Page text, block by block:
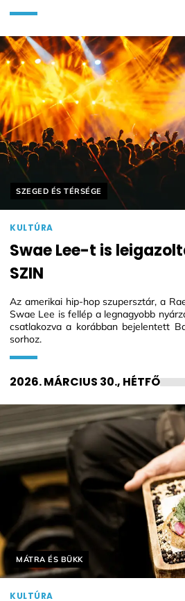
Helyszín címkék:
SZEGED ÉS TÉRSÉGE
KULTÚRA
Swae Lee-t is
SZIN
Az amerikai hip-hop szupersztár, a
Swae Lee is fellép a legnagyobb
csatlakozva a korábban bejelentett
sorhoz.
2026. MÁRCIUS 30., HÉTFŐ
Helyszín címkék:
MÁTRA ÉS BÜKK
KULTÚRA